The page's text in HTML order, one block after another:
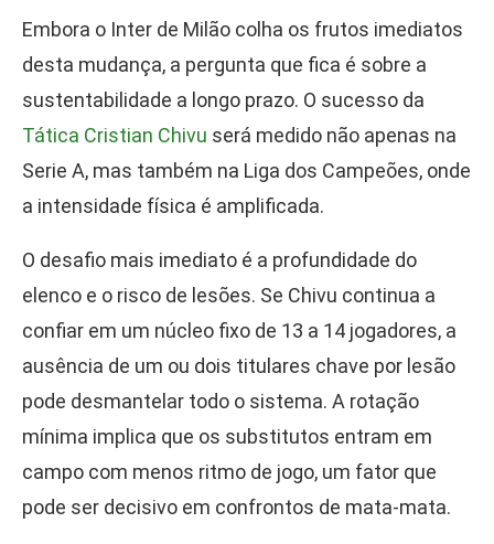
Embora o Inter de Milão colha os frutos imediatos
desta mudança, a pergunta que fica é sobre a
sustentabilidade a longo prazo. O sucesso da
Tática Cristian Chivu será medido não apenas na
Serie A, mas também na Liga dos Campeões, onde
a intensidade física é amplificada.
O desafio mais imediato é a profundidade do
elenco e o risco de lesões. Se Chivu continua a
confiar em um núcleo fixo de 13 a 14 jogadores, a
ausência de um ou dois titulares chave por lesão
pode desmantelar todo o sistema. A rotação
mínima implica que os substitutos entram em
campo com menos ritmo de jogo, um fator que
pode ser decisivo em confrontos de mata-mata.